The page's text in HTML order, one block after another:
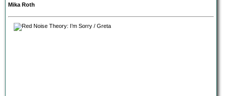
Mika Roth